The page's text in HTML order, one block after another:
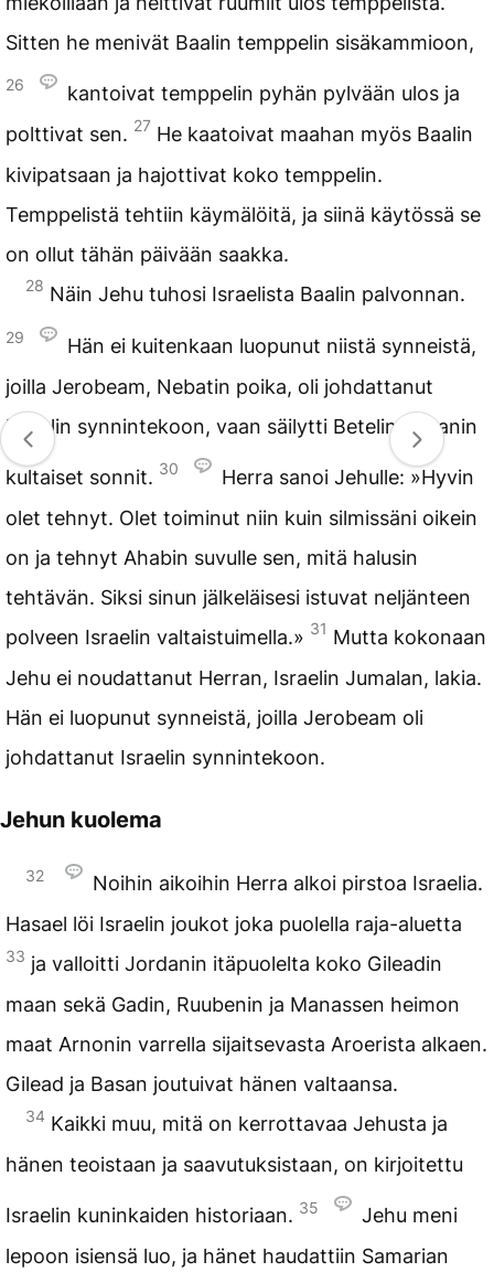
Sitten he menivät Baalin temppelin sisäkammioon,
26
kantoivat temppelin pyhän pylvään ulos ja
polttivat sen. 27 He kaatoivat maahan myös Baalin
kivipatsaan ja hajottivat koko temppelin.
Temppelistä tehtiin käymälöitä, ja siinä käytössä se
on ollut tähän päivään saakka.
28 Näin Jehu tuhosi Israelista Baalin palvonnan.
29
Hän ei kuitenkaan luopunut niistä synneistä,
joilla Jerobeam, Nebatin poika, oli johdattanut
Israelin synnintekoon, vaan säilytti Betelin ja Danin
kultaiset sonnit. 30
Herra sanoi Jehulle: »Hyvin
olet tehnyt. Olet toiminut niin kuin silmissäni oikein
on ja tehnyt Ahabin suvulle sen, mitä halusin
tehtävän. Siksi sinun jälkeläisesi istuvat neljänteen
polveen Israelin valtaistuimella.» 31 Mutta kokonaan
Jehu ei noudattanut Herran, Israelin Jumalan, lakia.
Hän ei luopunut synneistä, joilla Jerobeam oli
johdattanut Israelin synnintekoon.
Jehun kuolema
32
Noihin aikoihin Herra alkoi pirstoa Israelia.
Hasael löi Israelin joukot joka puolella raja-aluetta
33 ja valloitti Jordanin itäpuolelta koko Gileadin
maan sekä Gadin, Ruubenin ja Manassen heimon
maat Arnonin varrella sijaitsevasta Aroerista alkaen.
Gilead ja Basan joutuivat hänen valtaansa.
34 Kaikki muu, mitä on kerrottavaa Jehusta ja
hänen teoistaan ja saavutuksistaan, on kirjoitettu
Israelin kuninkaiden historiaan. 35
Jehu meni
lepoon isiensä luo, ja hänet haudattiin Samarian